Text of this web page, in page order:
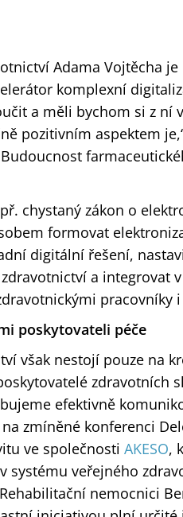
Adama Vojtěcha je
komplexní
a měli bychom si z ní
pozitivním aspektem
chystaný zákon o
formovat
digitální řešení,
a integrovat
pracovníky
poskytovateli péče
však nestojí pouze na
zdravotních
efektivně
zmíněné konferenci
ve společnosti AKESO,
systému veřejného
nemocnici